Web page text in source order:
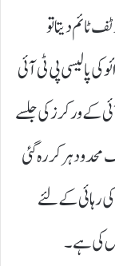
دیتا تو
پالیسی پی ٹی آئی
کے ورکرز کی جلسے
ہر کر رہ گئی
رہائی کے لئے
کی ہے۔